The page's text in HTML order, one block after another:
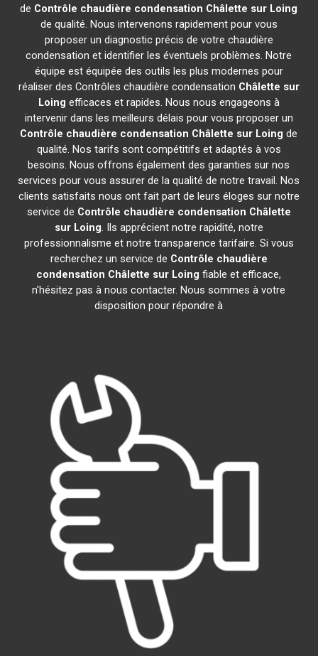
de Contrôle chaudière condensation Châlette sur Loing
de qualité. Nous intervenons rapidement pour vous
proposer un diagnostic précis de votre chaudière
condensation et identifier les éventuels problèmes. Notre
équipe est équipée des outils les plus modernes pour
réaliser des Contrôles chaudière condensation Châlette sur
Loing efficaces et rapides. Nous nous engageons à
intervenir dans les meilleurs délais pour vous proposer un
Contrôle chaudière condensation Châlette sur Loing de
qualité. Nos tarifs sont compétitifs et adaptés à vos
besoins. Nous offrons également des garanties sur nos
services pour vous assurer de la qualité de notre travail. Nos
clients satisfaits nous ont fait part de leurs éloges sur notre
service de Contrôle chaudière condensation Châlette
sur Loing. Ils apprécient notre rapidité, notre
professionnalisme et notre transparence tarifaire. Si vous
recherchez un service de Contrôle chaudière
condensation Châlette sur Loing fiable et efficace,
n'hésitez pas à nous contacter. Nous sommes à votre
disposition pour répondre à